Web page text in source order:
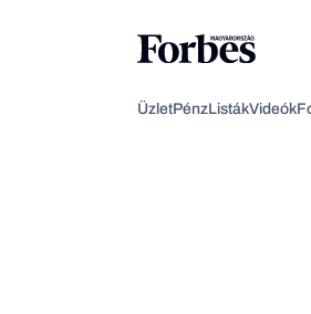
ÜzletPénzListákVideók